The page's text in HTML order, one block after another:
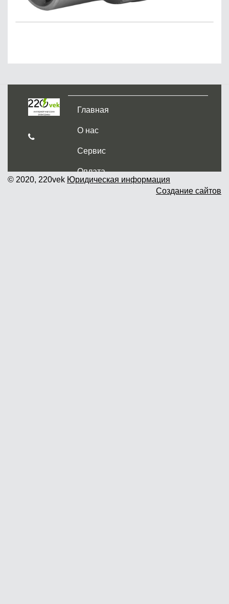
Главная
О нас
Сервис
Оплата
Доставка и самовывоз
© 2020, 220vek Юридическая информация
Создание сайтов